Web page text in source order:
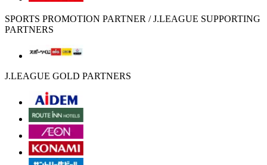
SPORTS PROMOTION PARTNER / J.LEAGUE SUPPORTING
PARTNERS
J.LEAGUE GOLD PARTNERS